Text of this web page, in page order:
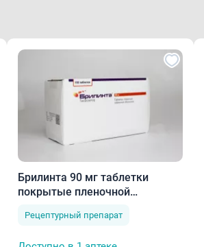
Брилинта 90 мг таблетки
покрытые пленочной
Рецептурный препарат